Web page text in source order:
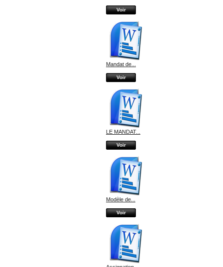
Voir
Mandat de...
Voir
LE MANDAT...
Voir
Modèle de...
Voir